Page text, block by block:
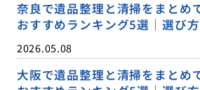
奈良で遺品整理と清掃をまとめ
おすすめランキング5選｜選び
2026.05.08
大阪で遺品整理と清掃をまとめ